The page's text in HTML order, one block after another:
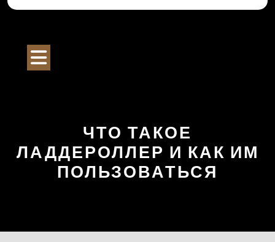
Перейти
ЧТО ТАКОЕ
ЛАДДЕРОЛЛЕР И КАК ИМ
ПОЛЬЗОВАТЬСЯ